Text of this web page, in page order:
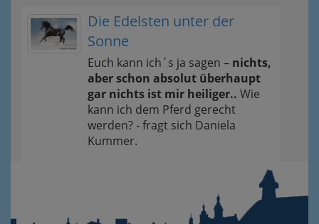
Die Edelsten unter der
Sonne
Euch kann ich´s ja sagen – nichts,
aber schon absolut überhaupt
gar nichts ist mir heiliger.. Wie
kann ich dem Pferd gerecht
werden? - fragt sich Daniela
Kummer.